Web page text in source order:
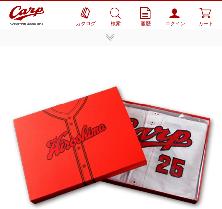
CARP OFFICIAL GOODS SHOP カタログ 検索 履歴 ログイン カート